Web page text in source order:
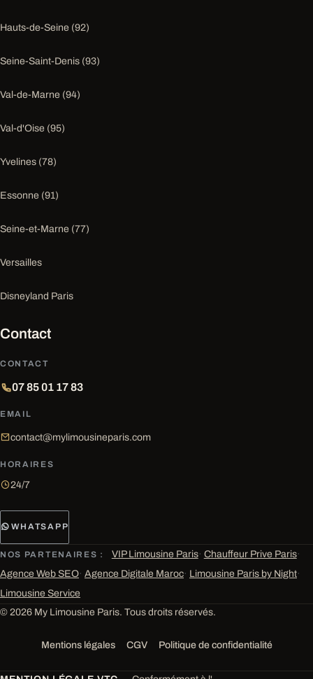
Hauts-de-Seine (92)
Seine-Saint-Denis (93)
Val-de-Marne (94)
Val-d'Oise (95)
Yvelines (78)
Essonne (91)
Seine-et-Marne (77)
Versailles
Disneyland Paris
Contact
CONTACT
07 85 01 17 83
EMAIL
contact@mylimousineparis.com
HORAIRES
24/7
WHATSAPP
NOS PARTENAIRES : VIP Limousine Paris· Chauffeur Prive Paris·
Agence Web SEO· Agence Digitale Maroc· Limousine Paris by Night·
Limousine Service
© 2026 My Limousine Paris. Tous droits réservés.
Mentions légales CGV Politique de confidentialité